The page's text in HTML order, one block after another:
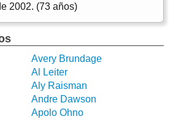
2002. (73 años)
Avery Brundage
Al Leiter
Aly Raisman
Andre Dawson
Apolo Ohno